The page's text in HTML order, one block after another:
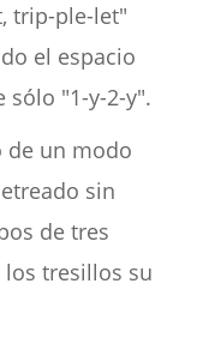
trip-ple-let"
el espacio
sólo "1-y-2-y".
de un modo
sin
de tres
tresillos su